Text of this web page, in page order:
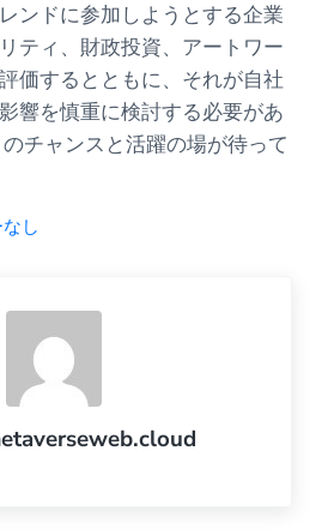
ンドに参加しようとする企業
ティ、財政投資、アートワー
価するとともに、それが自社
響を慎重に検討する必要があ
チャンスと活躍の場が待って
し